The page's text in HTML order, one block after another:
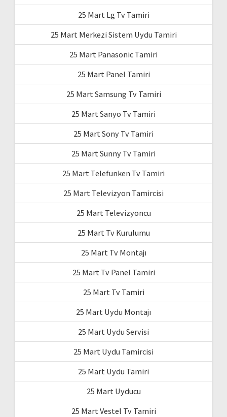
25 Mart Lg Tv Tamiri
25 Mart Merkezi Sistem Uydu Tamiri
25 Mart Panasonic Tamiri
25 Mart Panel Tamiri
25 Mart Samsung Tv Tamiri
25 Mart Sanyo Tv Tamiri
25 Mart Sony Tv Tamiri
25 Mart Sunny Tv Tamiri
25 Mart Telefunken Tv Tamiri
25 Mart Televizyon Tamircisi
25 Mart Televizyoncu
25 Mart Tv Kurulumu
25 Mart Tv Montajı
25 Mart Tv Panel Tamiri
25 Mart Tv Tamiri
25 Mart Uydu Montajı
25 Mart Uydu Servisi
25 Mart Uydu Tamircisi
25 Mart Uydu Tamiri
25 Mart Uyducu
25 Mart Vestel Tv Tamiri